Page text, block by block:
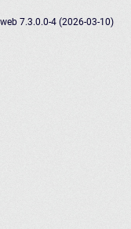
7.3.0.0-4 (2026-03-10)